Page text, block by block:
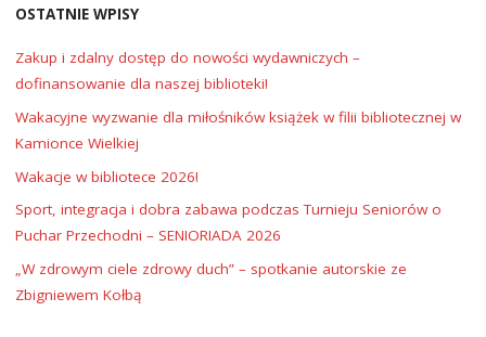
OSTATNIE WPISY
Zakup i zdalny dostęp do nowości wydawniczych –
dofinansowanie dla naszej biblioteki!
Wakacyjne wyzwanie dla miłośników książek w filii bibliotecznej w
Kamionce Wielkiej
Wakacje w bibliotece 2026!
Sport, integracja i dobra zabawa podczas Turnieju Seniorów o
Puchar Przechodni – SENIORIADA 2026
„W zdrowym ciele zdrowy duch” – spotkanie autorskie ze
Zbigniewem Kołbą